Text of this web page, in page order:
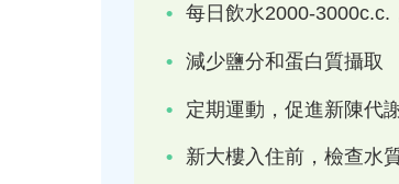
每日飲水2000-3000c.c.
減少鹽分和蛋白質攝取
定期運動，促進新陳代
新大樓入住前，檢查水